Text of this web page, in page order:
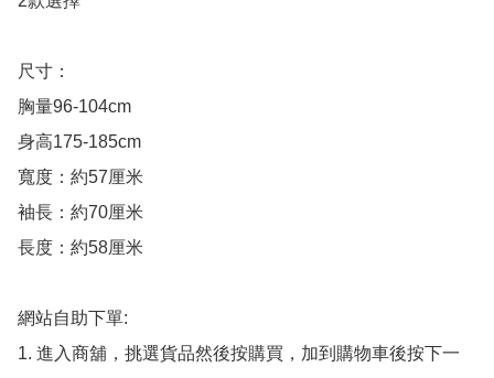
尺寸：
胸量96-104cm
身高175-185cm
寬度：約57厘米
袖長：約70厘米
長度：約58厘米
網站自助下單:
1. 進入商舖，挑選貨品然後按購買，加到購物車後按下一